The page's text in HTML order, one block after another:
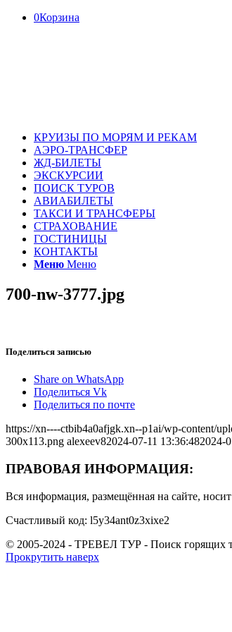
0Корзина
КРУИЗЫ ПО МОРЯМ И РЕКАМ
АЭРО-ТРАНСФЕР
ЖД-БИЛЕТЫ
ЭКСКУРСИИ
ПОИСК ТУРОВ
АВИАБИЛЕТЫ
ТАКСИ И ТРАНСФЕРЫ
СТРАХОВАНИЕ
ГОСТИНИЦЫ
КОНТАКТЫ
Меню Меню
700-nw-3777.jpg
Поделиться записью
Share on WhatsApp
Поделиться Vk
Поделиться по почте
https://xn----ctbib4a0afjgk.xn--p1ai/wp-content/
300x113.png alexeev82024-07-11 13:36:482024-
ПРАВОВАЯ ИНФОРМАЦИЯ:
Вся информация, размещённая на сайте,
Счастливый код: l5y34ant0z3xixe2
© 2005-2024 - ТРЕВЕЛ ТУР - Поиск горящих
Прокрутить наверх